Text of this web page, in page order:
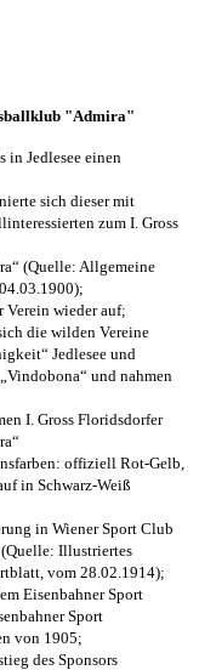
"Admira"
in Jedlesee einen
sich dieser mit
zum I. Gross
(Quelle: Allgemeine
Verein wieder auf;
die wilden Vereine
Jedlesee und
und nahmen
I. Gross Floridsdorfer
offiziell Rot-Gelb,
in Schwarz-Weiß
in Wiener Sport Club
(Quelle: Illustriertes
vom 28.02.1914);
Eisenbahner Sport
Sport
von 1905;
des Sponsors